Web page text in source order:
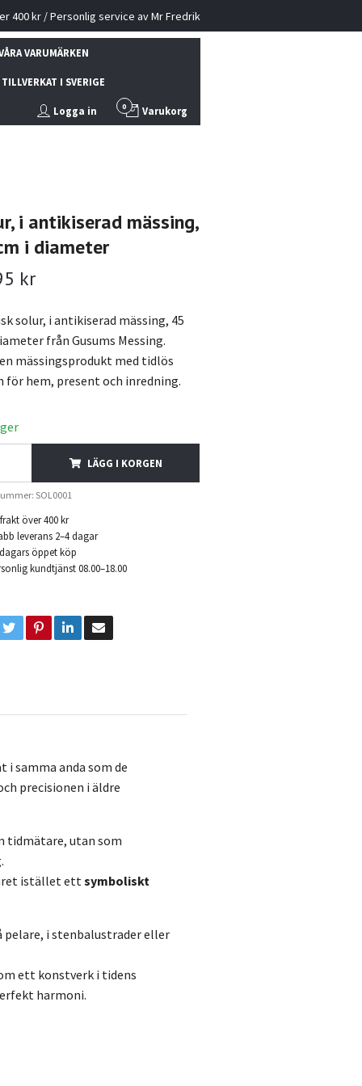
400 kr / Personlig service av Mr Fredrik
VARUMÄRKEN
TILLVERKAT I SVERIGE
Logga in 0 Varukorg
i antikiserad mässing,
i diameter
kr
solur, i antikiserad mässing, 45
från Gusums Messing.
mässingsprodukt med tidlös
för hem, present och inredning.
LÄGG I KORGEN
SOL0001
över 400 kr
leverans 2–4 dagar
öppet köp
kundtjänst 08.00–18.00
i samma anda som de
precisionen i äldre
tidmätare, utan som
istället ettsymboliskt
pelare, i stenbalustrader eller
ett konstverk i tidens
harmoni.